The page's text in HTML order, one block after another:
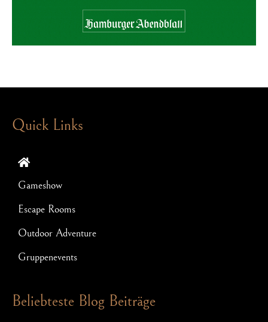
Quick Links
Gameshow
Escape Rooms
Outdoor Adventure
Gruppenevents
Beliebteste Blog Beiträge